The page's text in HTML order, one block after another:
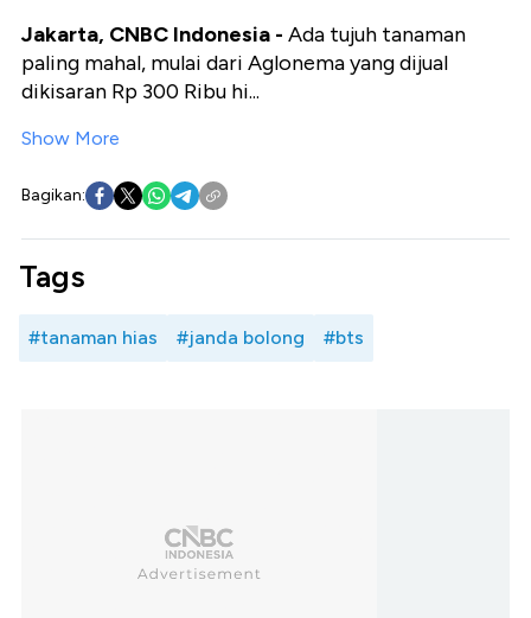
Jakarta, CNBC Indonesia - Ada tujuh tanaman
paling mahal, mulai dari Aglonema yang dijual
dikisaran Rp 300 Ribu hi...
Show More
Bagikan:
Tags
#tanaman hias #janda bolong #bts